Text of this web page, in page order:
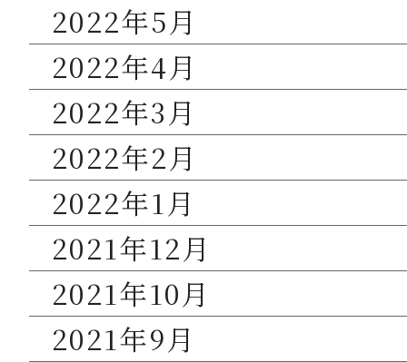
2022年5月
2022年4月
2022年3月
2022年2月
2022年1月
2021年12月
2021年10月
2021年9月